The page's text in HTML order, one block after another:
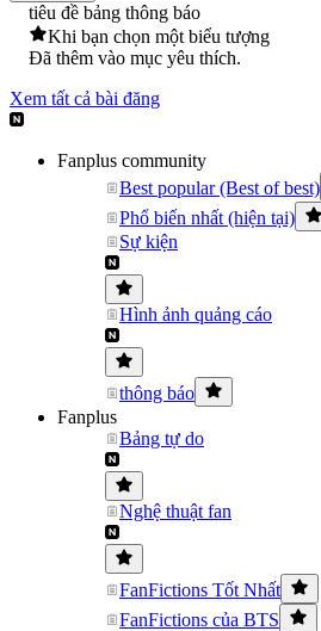
tiêu đề bảng thông báo
Khi bạn chọn một biểu tượng
Đã thêm vào mục yêu thích.
Xem tất cả bài đăng
Fanplus community
Best popular (Best of best)
Phổ biến nhất (hiện tại)
Sự kiện
Hình ảnh quảng cáo
thông báo
Fanplus
Bảng tự do
Nghệ thuật fan
FanFictions Tốt Nhất
FanFictions của BTS